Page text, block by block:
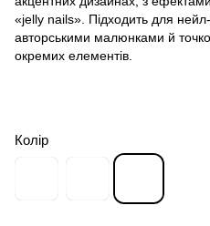
«jelly nails». Підходить для
авторськими малюнками й
окремих елементів.
Колір